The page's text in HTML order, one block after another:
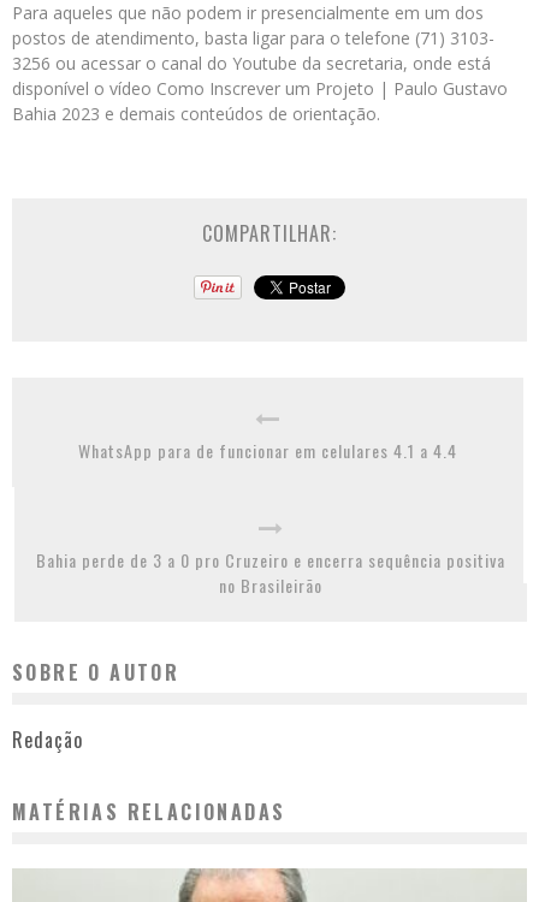
Para aqueles que não podem ir presencialmente em um dos
postos de atendimento, basta ligar para o telefone (71) 3103-
3256 ou acessar o canal do Youtube da secretaria, onde está
disponível o vídeo Como Inscrever um Projeto | Paulo Gustavo
Bahia 2023 e demais conteúdos de orientação.
COMPARTILHAR:
WhatsApp para de funcionar em celulares 4.1 a 4.4
Bahia perde de 3 a 0 pro Cruzeiro e encerra sequência positiva
no Brasileirão
SOBRE O AUTOR
Redação
MATÉRIAS RELACIONADAS